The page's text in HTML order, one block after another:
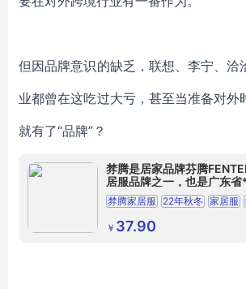
但因品牌意识的缺乏，联想、李宁、洽
业都曾在这吃过大亏，甚至当准备对外
就有了“品牌”？
棼腾是居家品牌芬腾
居服品牌之一，也是广东
牌纵横居家服饰
棼腾家居服 22年秋冬 家居服
专柜撤柜女装
￥ 37.90